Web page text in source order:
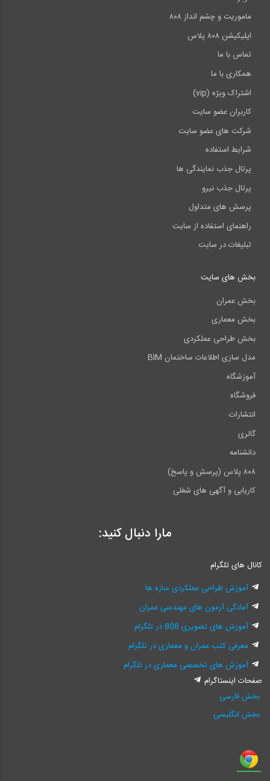
ماموریت و چشم انداز ۸۰۸
اپلیکیشن ۸۰۸ پلاس
تماس با ما
همکاری با ما
اشتراک ویژه (vip)
کاربران عضو سایت
شرکت های عضو سایت
شرایط استفاده
پرتال جذب نمایندگی ها
پرتال جذب نیرو
پرسش های متداول
راهنمای استفاده از سایت
تبلیغات در سایت
بخش های سایت
بخش عمران
بخش معماری
بخش طراحی عملکردی
مدل سازی اطلاعات ساختمان BIM
آموزشگاه
فروشگاه
انتشارات
گالری
دانشنامه
۸۰۸ پلاس (پرسش و پاسخ)
کاریابی و آگهی های شغلی
مارا دنبال کنید:
کانال های تلگرام
آموزش طراحی عملکردی سازه ها
آمادگی آزمون های مهندسی عمران
آموزش های تصویری 808 در تلگرام
معرفی کتب عمران و معماری در تلگرام
آموزش های تخصصی معماری در تلگرام
صفحات اینستاگرام
بخش فارسی
بخش انگلیسی